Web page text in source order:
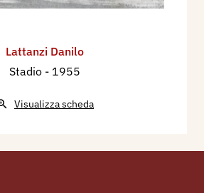
Lattanzi Danilo
Stadio - 1955
Visualizza scheda